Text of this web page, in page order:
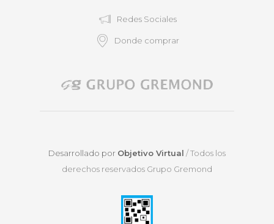
Redes Sociales
Donde comprar
Desarrollado por Objetivo Virtual / Todos los
derechos reservados Grupo Gremond